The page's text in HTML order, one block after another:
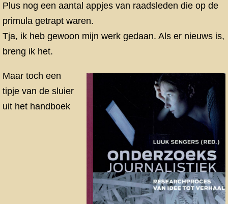
Plus nog een aantal appjes van raadsleden die op de
primula getrapt waren.
Tja, ik heb gewoon mijn werk gedaan. Als er nieuws is,
breng ik het.
Maar toch een
tipje van de sluier
uit het handboek